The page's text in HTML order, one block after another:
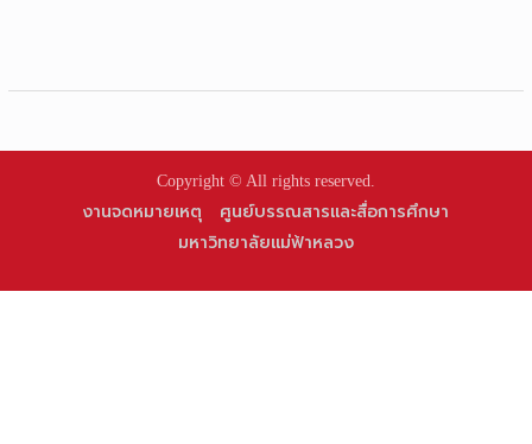
Copyright © All rights reserved.
งานจดหมายเหตุ
ศูนย์บรรณสารและสื่อการศึกษา
มหาวิทยาลัยแม่ฟ้าหลวง